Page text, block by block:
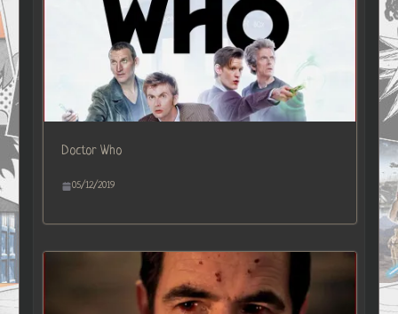
Doctor Who
05/12/2019